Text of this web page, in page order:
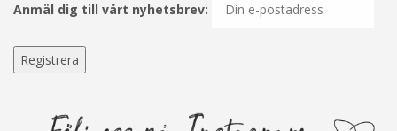
Anmäl dig till vårt nyhetsbrev: